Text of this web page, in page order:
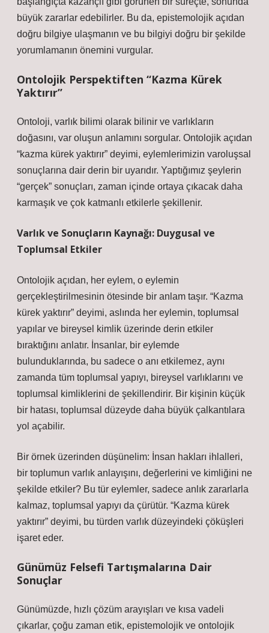
büyük zararlar edebilirler. Bu da, epistemolojik açıdan
doğru bilgiye ulaşmanın ve bu bilgiyi doğru bir şekilde
yorumlamanın önemini vurgular.
Ontolojik Perspektiften “Kazma Kürek
Yaktırır”
Ontoloji, varlık bilimi olarak bilinir ve varlıkların
doğasını, var oluşun anlamını sorgular. Ontolojik açıdan
“kazma kürek yaktırır” deyimi, eylemlerimizin varoluşsal
sonuçlarına dair derin bir uyarıdır. Yaptığımız şeylerin
“gerçek” sonuçları, zaman içinde ortaya çıkacak daha
karmaşık ve çok katmanlı etkilerle şekillenir.
Varlık ve Sonuçların Kaynağı: Duygusal ve
Toplumsal Etkiler
Ontolojik açıdan, her eylem, o eylemin
gerçekleştirilmesinin ötesinde bir anlam taşır. “Kazma
kürek yaktırır” deyimi, aslında her eylemin, toplumsal
yapılar ve bireysel kimlik üzerinde derin etkiler
bıraktığını anlatır. İnsanlar, bir eylemde
bulunduklarında, bu sadece o anı etkilemez, aynı
zamanda tüm toplumsal yapıyı, bireysel varlıklarını ve
toplumsal kimliklerini de şekillendirir. Bir kişinin küçük
bir hatası, toplumsal düzeyde daha büyük çalkantılara
yol açabilir.
Bir örnek üzerinden düşünelim: İnsan hakları ihlalleri,
bir toplumun varlık anlayışını, değerlerini ve kimliğini ne
şekilde etkiler? Bu tür eylemler, sadece anlık zararlarla
kalmaz, toplumsal yapıyı da çürütür. “Kazma kürek
yaktırır” deyimi, bu türden varlık düzeyindeki çöküşleri
işaret eder.
Günümüz Felsefi Tartışmalarına Dair
Sonuçlar
Günümüzde, hızlı çözüm arayışları ve kısa vadeli
çıkarlar, çoğu zaman etik, epistemolojik ve ontolojik